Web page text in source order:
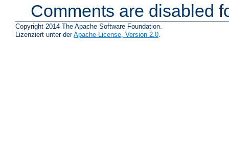
Comments are disabled
Copyright 2014 The Apache Software Foundation.
Lizenziert unter derApache License, Version 2.0.